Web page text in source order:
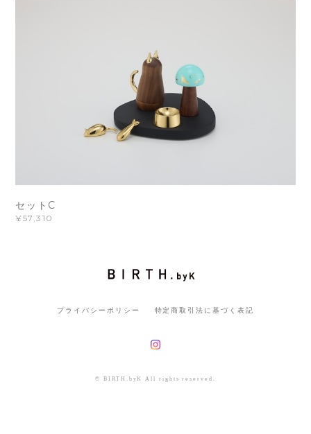
セットC
¥57,310
プライバシーポリシー 特定商取引法に基づく表記
© BIRTH.byK All rights reserved.